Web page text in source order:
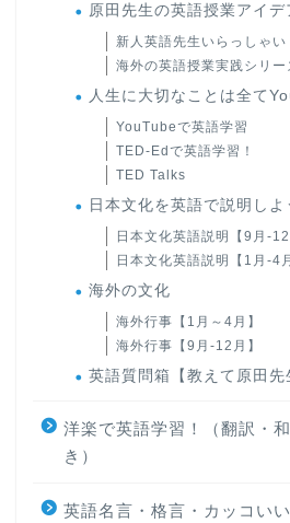
原田先生の英語授業アイデ
新人英語先生いらっしゃい
海外の英語授業実践シリー
人生に大切なことは全て
YouTubeで英語学習
TED-Edで英語学習！
TED Talks
日本文化を英語で説明しよ
日本文化英語説明【9月-12
日本文化英語説明【1月-4
海外の文化
海外行事【1月～4月】
海外行事【9月-12月】
英語質問箱【教えて原田先
洋楽で英語学習！（翻訳・
き）
英語名言・格言・カッコい